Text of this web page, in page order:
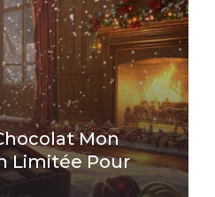
Mon
Limitée Pour